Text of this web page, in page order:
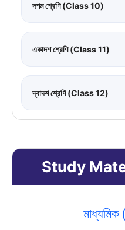
দশম শ্রেণি (Class 10)
একাদশ শ্রেণি (Class 11)
দ্বাদশ শ্রেণি (Class 12)
Study